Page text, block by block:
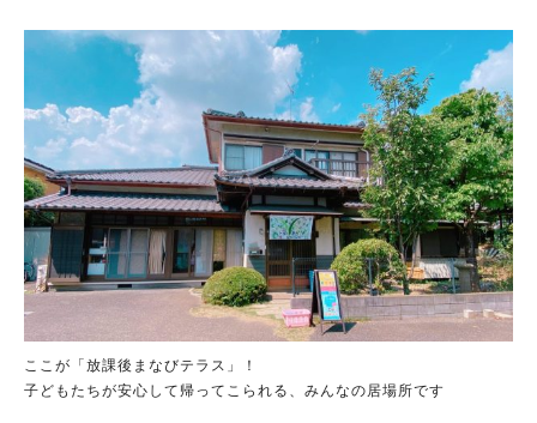
ここが「放課後まなびテラス」！
子どもたちが安心して帰ってこられる、みんなの居場所です